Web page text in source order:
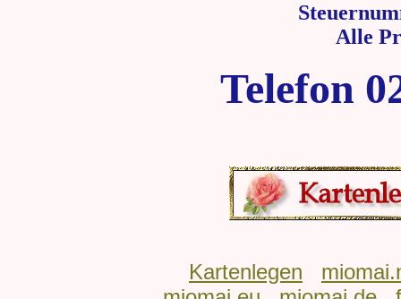
Alle
Telefon
Kartenlegen